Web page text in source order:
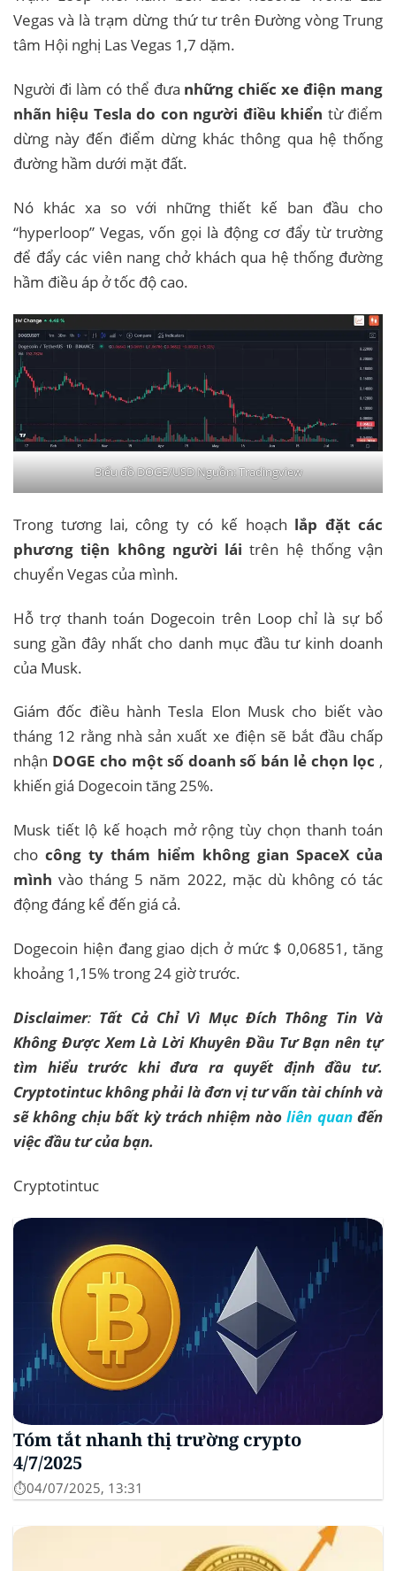
Vegas và là trạm dừng thứ tư trên Đường vòng Trung
tâm Hội nghị Las Vegas 1,7 dặm.
Người đi làm có thể đưa những chiếc xe điện mang
nhãn hiệu Tesla do con người điều khiển từ điểm
dừng này đến điểm dừng khác thông qua hệ thống
đường hầm dưới mặt đất.
Nó khác xa so với những thiết kế ban đầu cho
“hyperloop” Vegas, vốn gọi là động cơ đẩy từ trường
để đẩy các viên nang chở khách qua hệ thống đường
hầm điều áp ở tốc độ cao.
Biểu đồ DOGE/USD Nguồn:Tradingview
Trong tương lai, công ty có kế hoạch lắp đặt các
phương tiện không người lái trên hệ thống vận
chuyển Vegas của mình.
Hỗ trợ thanh toán Dogecoin trên Loop chỉ là sự bổ
sung gần đây nhất cho danh mục đầu tư kinh doanh
của Musk.
Giám đốc điều hành Tesla Elon Musk cho biết vào
tháng 12 rằng nhà sản xuất xe điện sẽ bắt đầu chấp
nhận DOGE cho một số doanh số bán lẻ chọn lọc ,
khiến giá Dogecoin tăng 25%.
Musk tiết lộ kế hoạch mở rộng tùy chọn thanh toán
cho công ty thám hiểm không gian SpaceX của
mình vào tháng 5 năm 2022, mặc dù không có tác
động đáng kể đến giá cả.
Dogecoin hiện đang giao dịch ở mức $ 0,06851, tăng
khoảng 1,15% trong 24 giờ trước.
Disclaimer: Tất Cả Chỉ Vì Mục Đích Thông Tin Và
Không Được Xem Là Lời Khuyên Đầu Tư Bạn nên tự
tìm hiểu trước khi đưa ra quyết định đầu tư.
Cryptotintuc không phải là đơn vị tư vấn tài chính và
sẽ không chịu bất kỳ trách nhiệm nàoliên quanđến
việc đầu tư của bạn.
Cryptotintuc
Tóm tắt nhanh thị trường crypto
4/7/2025
⏱️04/07/2025, 13:31